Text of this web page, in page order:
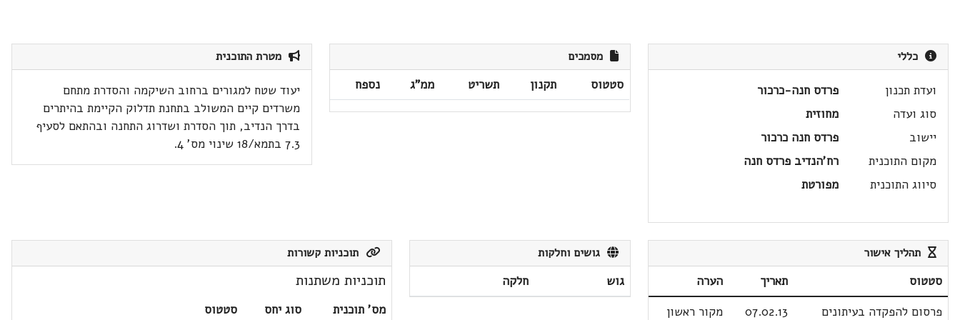
כללי
ועדת תכנון
פרדס חנה-כרכור
סוג ועדה
מחוזית
יישוב
פרדס חנה כרכור
מקום התוכנית
רח'הנדיב פרדס חנה
סיווג התוכנית
מפורטת
מסמכים
סטטוס תקנון תשריט ממ"ג נספח
מטרת התוכנית
יעוד שטח למגורים ברחוב השיקמה והסדרת מתחם
משרדים קיים המשולב בתחנת תדלוק הקיימת בהיתרים
בדרך הנדיב, תוך הסדרת ושדרוג התחנה ובהתאם לסעיף
7.3 בתמא/18 שינוי מס' 4.
תהליך אישור
סטטוס תאריך
הערה
פרסום להפקדה בעיתונים
07.02.13
מקור ראשון
גושים וחלקות
גוש חלקה
תוכניות קשורות
תוכניות משתנות
מס' תוכנית סוג יחס
סטטוס